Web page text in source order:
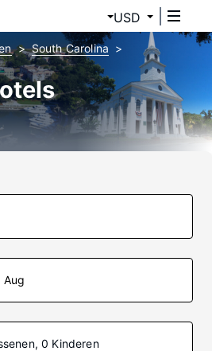
USD
South Carolina
Aug
0 Kinderen